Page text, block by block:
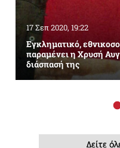
17 Σεπ 2020, 19:22
Εγκληματικό,
παραμένει η Χρυσή
διάσπασή της
Δείτε